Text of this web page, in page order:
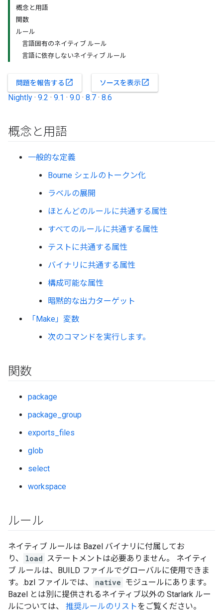
概念と用語
関数
ルール
言語固有のネイティブ ルール
言語に依存しないネイティブ ルール
問題を報告する open_in_new ソースを表示open_in_new
Nightly · 9.2 · 9.1 · 9.0 · 8.7 · 8.6
概念と用語
一般的な定義
Bourne シェルのトークン化
ラベルの展開
ほとんどのルールに共通する属性
すべてのルールに共通する属性
テストに共通する属性
バイナリに共通する属性
構成可能な属性
暗黙的な出力ターゲット
「Make」変数
次のコマンドを実行します。
関数
package
package_group
exports_files
glob
select
workspace
ルール
ネイティブ ルールは Bazel バイナリに付属してお
り、
load ステートメントは必要ありません。 ネイティ
ブ ルールは、BUILD ファイルでグローバルに使用できま
す。.bzl ファイルでは、
native モジュールにあります。
Bazel とは別に提供されるネイティブ以外の Starlark ルー
ルについては、 推奨ルールのリストをご覧ください。